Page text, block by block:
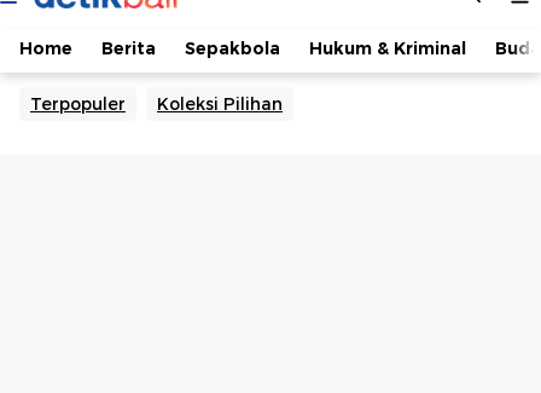
Home Berita Sepakbola Hukum & Kriminal
Terpopuler Koleksi Pilihan